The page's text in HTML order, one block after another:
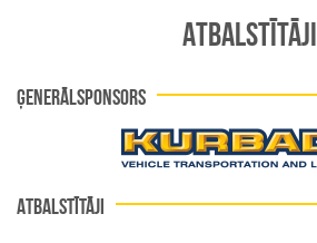
ATBALSTĪTĀJI
ĢENERĀLSPONSORS
ATBALSTĪTĀJI